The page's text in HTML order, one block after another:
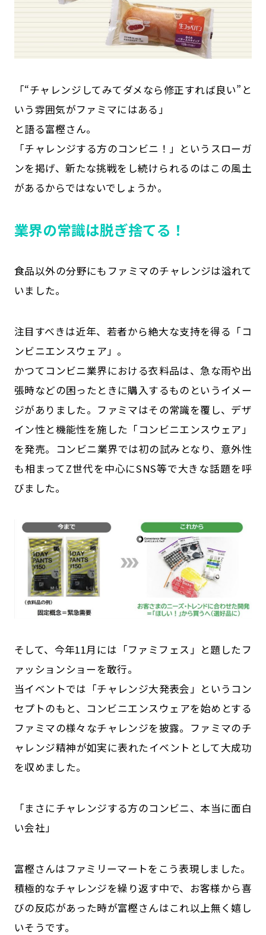
「“チャレンジしてみてダメなら修正すれば良い”と
いう雰囲気がファミマにはある」
と語る富樫さん。
「チャレンジする方のコンビニ！」というスローガ
ンを掲げ、新たな挑戦をし続けられるのはこの風土
があるからではないでしょうか。
業界の常識は脱ぎ捨てる！
食品以外の分野にもファミマのチャレンジは溢れて
いました。
注目すべきは近年、若者から絶大な支持を得る「コ
ンビニエンスウェア」。
かつてコンビニ業界における衣料品は、急な雨や出
張時などの困ったときに購入するものというイメー
ジがありました。ファミマはその常識を覆し、デザ
イン性と機能性を施した「コンビニエンスウェア」
を発売。コンビニ業界では初の試みとなり、意外性
も相まってZ世代を中心にSNS等で大きな話題を呼
びました。
そして、今年11月には「ファミフェス」と題したフ
ァッションショーを敢行。
当イベントでは「チャレンジ大発表会」というコン
セプトのもと、コンビニエンスウェアを始めとする
ファミマの様々なチャレンジを披露。ファミマのチ
ャレンジ精神が如実に表れたイベントとして大成功
を収めました。
「まさにチャレンジする方のコンビニ、本当に面白
い会社」
富樫さんはファミリーマートをこう表現しました。
積極的なチャレンジを繰り返す中で、お客様から喜
びの反応があった時が富樫さんはこれ以上無く嬉し
いそうです。